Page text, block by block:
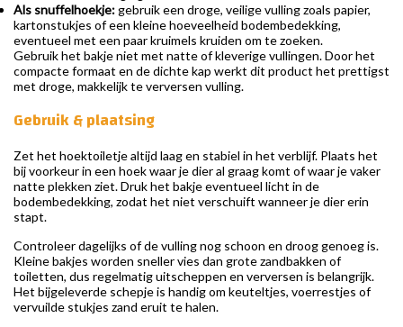
Als snuffelhoekje:gebruik een droge, veilige vulling zoals papier,
kartonstukjes of een kleine hoeveelheid bodembedekking,
eventueel met een paar kruimels kruiden om te zoeken.
Gebruik het bakje niet met natte of kleverige vullingen. Door het
compacte formaat en de dichte kap werkt dit product het prettigst
met droge, makkelijk te verversen vulling.
Gebruik & plaatsing
Zet het hoektoiletje altijd laag en stabiel in het verblijf. Plaats het
bij voorkeur in een hoek waar je dier al graag komt of waar je vaker
natte plekken ziet. Druk het bakje eventueel licht in de
bodembedekking, zodat het niet verschuift wanneer je dier erin
stapt.
Controleer dagelijks of de vulling nog schoon en droog genoeg is.
Kleine bakjes worden sneller vies dan grote zandbakken of
toiletten, dus regelmatig uitscheppen en verversen is belangrijk.
Het bijgeleverde schepje is handig om keuteltjes, voerrestjes of
vervuilde stukjes zand eruit te halen.